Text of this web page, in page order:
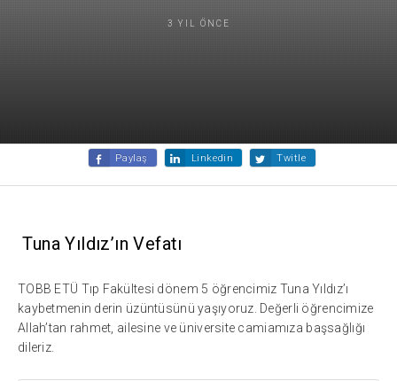
3 YIL ÖNCE
Paylaş Linkedin Twitle
Tuna Yıldız’ın Vefatı
TOBB ETÜ Tıp Fakültesi dönem 5 öğrencimiz Tuna Yıldız’ı
kaybetmenin derin üzüntüsünü yaşıyoruz. Değerli öğrencimize
Allah’tan rahmet, ailesine ve üniversite camiamıza başsağlığı
dileriz.